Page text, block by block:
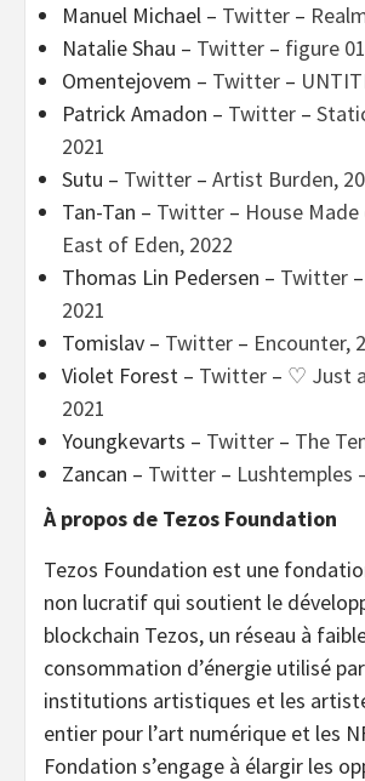
Manuel Michael – Twitter –
Natalie Shau – Twitter – figure
Omentejovem – Twitter –
Patrick Amadon – Twitter –
2021
Sutu – Twitter – Artist Burden,
Tan-Tan – Twitter – House Made
East of Eden, 2022
Thomas Lin Pedersen – Twitter –
2021
Tomislav – Twitter – Encounter,
Violet Forest – Twitter – ♡ Just
2021
Youngkevarts – Twitter – The
Zancan – Twitter – Lushtemples
À propos de Tezos Foundation
Tezos Foundation est une
non lucratif qui soutient le
blockchain Tezos, un réseau à
consommation d’énergie utilisé
institutions artistiques et les
entier pour l’art numérique et les
Fondation s’engage à élargir les